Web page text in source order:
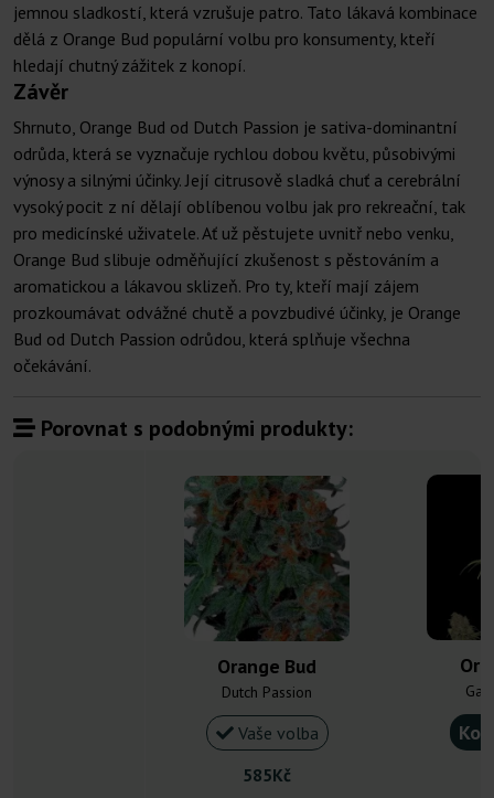
jemnou sladkostí, která vzrušuje patro. Tato lákavá kombinace
dělá z Orange Bud populární volbu pro konsumenty, kteří
hledají chutný zážitek z konopí.
Závěr
Shrnuto, Orange Bud od Dutch Passion je sativa-dominantní
odrůda, která se vyznačuje rychlou dobou květu, působivými
výnosy a silnými účinky. Její citrusově sladká chuť a cerebrální
vysoký pocit z ní dělají oblíbenou volbu jak pro rekreační, tak
pro medicínské uživatele. Ať už pěstujete uvnitř nebo venku,
Orange Bud slibuje odměňující zkušenost s pěstováním a
aromatickou a lákavou sklizeň. Pro ty, kteří mají zájem
prozkoumávat odvážné chutě a povzbudivé účinky, je Orange
Bud od Dutch Passion odrůdou, která splňuje všechna
očekávání.
Porovnat s podobnými produkty:
Orange Bud
Dutch Passion
Vaše volba
585Kč